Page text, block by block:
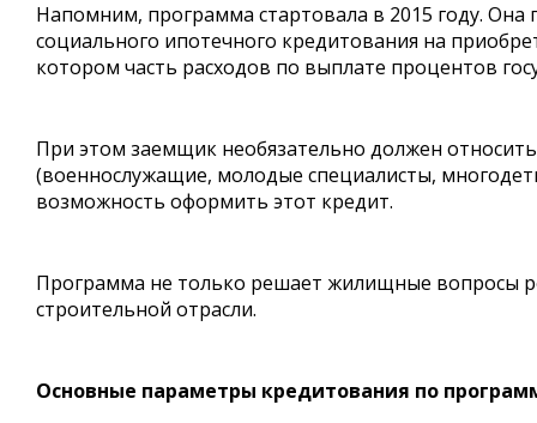
Напомним, программа стартовала в 2015 году. Она
социального ипотечного кредитования на
котором часть расходов по выплате процентов
При этом заемщик необязательно должен
(военнослужащие, молодые специалисты,
возможность оформить этот кредит.
Программа не только решает жилищные вопросы
строительной отрасли.
Основные параметры кредитования по